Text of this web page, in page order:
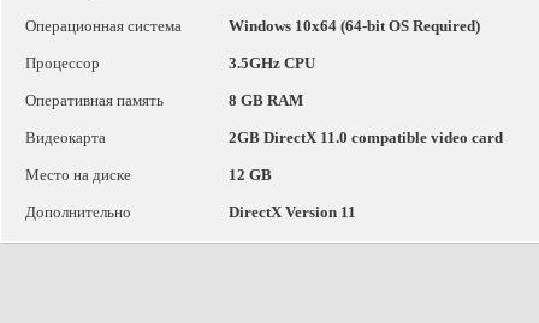
Операционная система
Windows 10x64 (64-bit OS Required)
Процессор 3.5GHz CPU
Оперативная память 8 GB RAM
Видеокарта 2GB DirectX 11.0 compatible video card
Место на диске 12 GB
Дополнительно DirectX Version 11